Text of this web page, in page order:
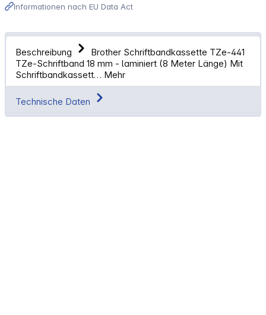
Informationen nach EU Data Act
Beschreibung
Brother Schriftbandkassette TZe-441
TZe-Schriftband 18 mm - laminiert (8 Meter Länge) Mit
Schriftbandkassett… Mehr
Technische Daten